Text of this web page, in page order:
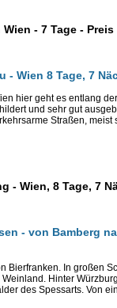
- 7 Tage -
- Wien 8 Tage, 7
hier geht es entlang
und sehr gut
Straßen, meist
Wien, 8 Tage, 7
- von Bamberg
Bierfranken. In großen
Hinter Würzburg
des Spessarts. Von